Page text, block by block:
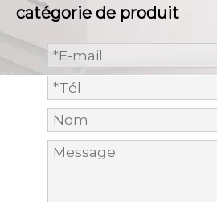
catégorie de produit